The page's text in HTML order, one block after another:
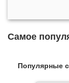
Самое
Популярные